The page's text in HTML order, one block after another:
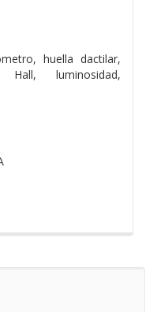
huella dactilar,
Hall, luminosidad,